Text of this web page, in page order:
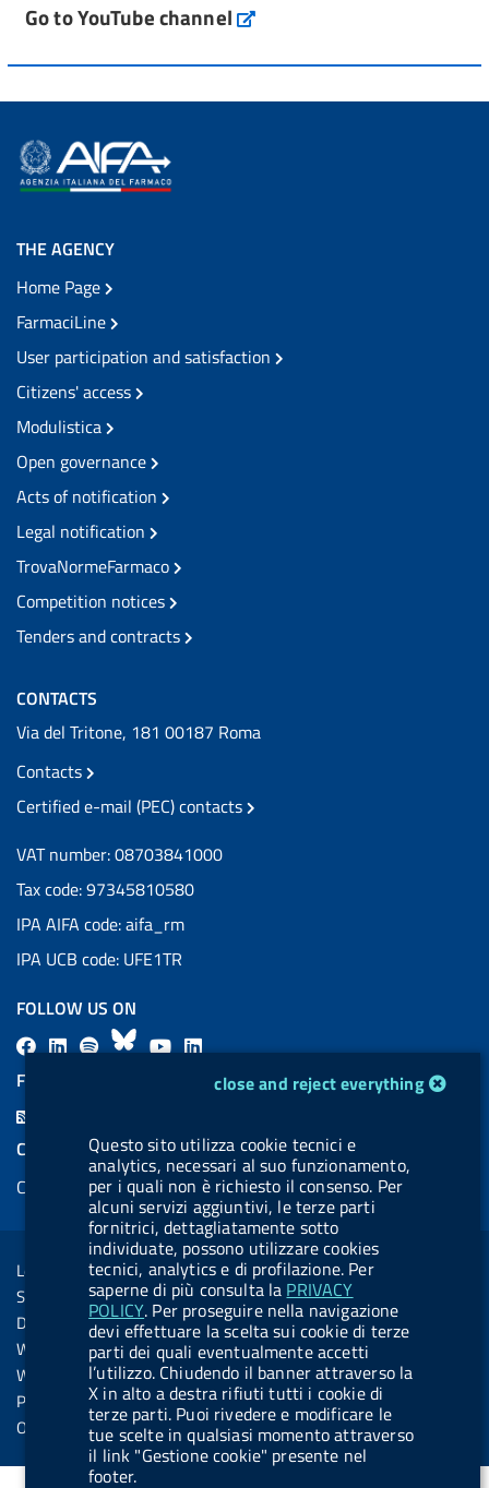
Go to YouTube channel
cookie management moduleclose and reject everything
Questo sito utilizza cookie tecnici e
analytics, necessari al suo funzionamento,
per i quali non è richiesto il consenso. Per
alcuni servizi aggiuntivi, le terze parti
fornitrici, dettagliatamente sotto
individuate, possono utilizzare cookies
tecnici, analytics e di profilazione. Per
saperne di più consulta la PRIVACY
POLICY. Per proseguire nella navigazione
devi effettuare la scelta sui cookie di terze
parti dei quali eventualmente accetti
l’utilizzo. Chiudendo il banner attraverso la
X in alto a destra rifiuti tutti i cookie di
terze parti. Puoi rivedere e modificare le
tue scelte in qualsiasi momento attraverso
il link "Gestione cookie" presente nel
footer.
THE AGENCY
Home Page
FarmaciLine
User participation and satisfaction
Citizens' access
Modulistica
Open governance
Acts of notification
Legal notification
TrovaNormeFarmaco
Competition notices
Tenders and contracts
CONTACTS
Via del Tritone, 181 00187 Roma
Contacts
Certified e-mail (PEC) contacts
VAT number: 08703841000
Tax code: 97345810580
IPA AIFA code: aifa_rm
IPA UCB code: UFE1TR
FOLLOW US ON
F
L
l
.
b
u
t
t
o
n
.
s
p
B
s
k
y
Y
u
b
e
k
e
d
i
n
FEED RSS
COOKIES
Cookie management
Sezione Link Utili
Legal notice
Social Media Policy
Dichiarazione di accessibilità
Web accessibility
Website statistics
Privacy
Online services